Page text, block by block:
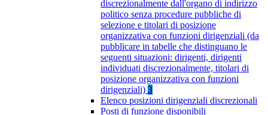
discrezionalmente dall'organo di indirizzo
politico senza procedure pubbliche di
selezione e titolari di posizione
organizzativa con funzioni dirigenziali (da
pubblicare in tabelle che distinguano le
seguenti situazioni: dirigenti, dirigenti
individuati discrezionalmente, titolari di
posizione organizzativa con funzioni
dirigenziali) 3
Elenco posizioni dirigenziali discrezionali
Posti di funzione disponibili